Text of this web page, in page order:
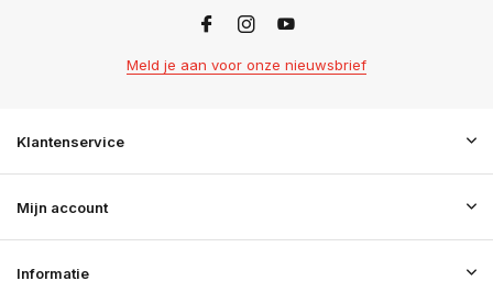
Meld je aan voor onze nieuwsbrief
Klantenservice
Mijn account
Informatie